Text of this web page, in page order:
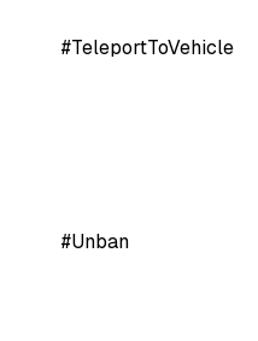
#TeleportToVehicle
#Unban